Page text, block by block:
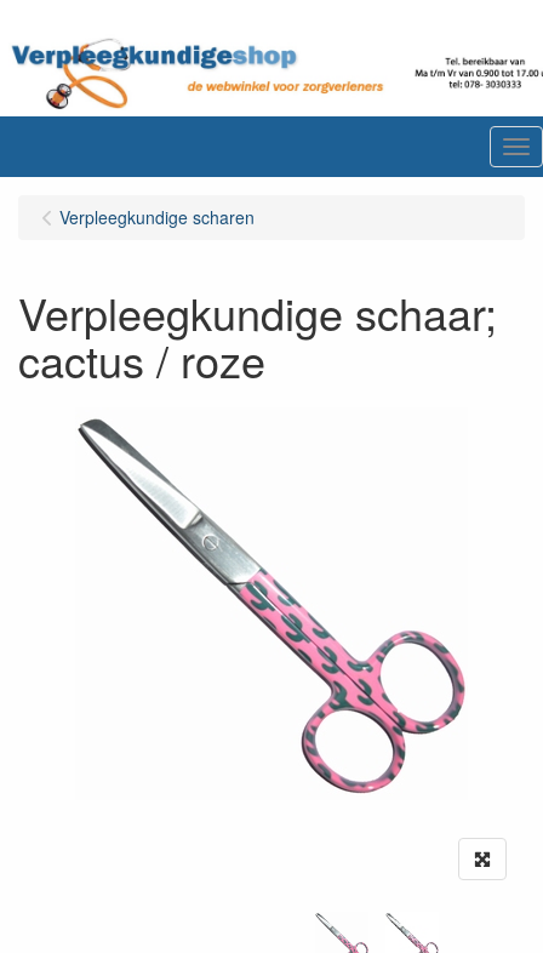
Verpleegkundige scharen
Verpleegkundige schaar;
cactus / roze